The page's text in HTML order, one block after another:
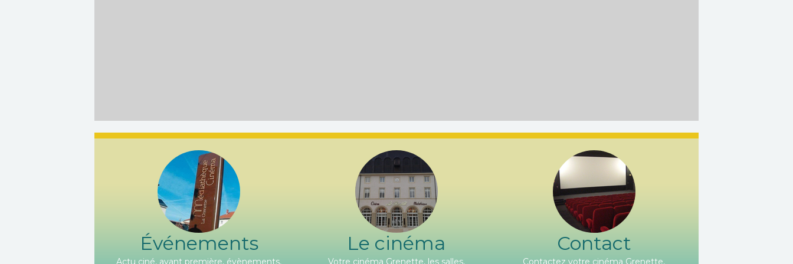
Événements
Actu ciné, avant première, évènements,
Le cinéma
Votre cinéma Grenette, les salles,
Contact
Contactez votre cinéma Grenette,